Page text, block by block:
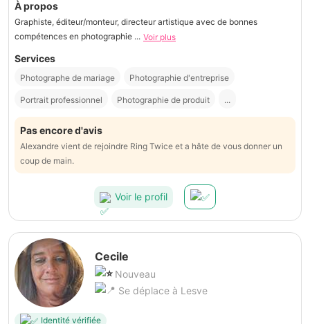
À propos
Graphiste, éditeur/monteur, directeur artistique avec de bonnes
compétences en photographie ... Voir plus
Services
Photographe de mariage Photographie d'entreprise
Portrait professionnel Photographie de produit ...
Pas encore d'avis
Alexandre vient de rejoindre Ring Twice et a hâte de vous donner un
coup de main.
Voir le profil
Cecile
Nouveau
Se déplace à Lesve
Identité vérifiée